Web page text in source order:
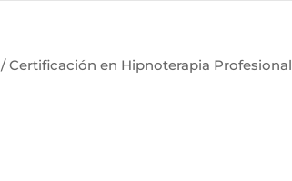
/ Certificación en Hipnoterapia Profesional